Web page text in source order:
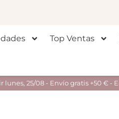
Top Ventas
lunes, 25/08 - Envío gratis +50 € -